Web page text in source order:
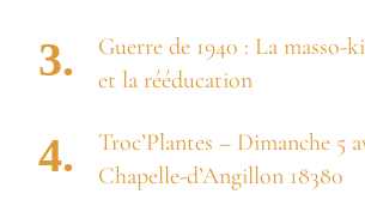
Guerre de 1940 : La masso-
et la rééducation
Troc’Plantes – Dimanche 5
Chapelle-d’Angillon 18380